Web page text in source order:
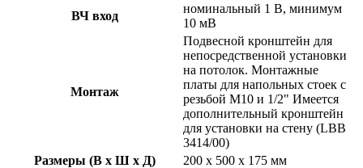
ВЧ вход
номинальный 1 В, минимум
10 мВ
Монтаж
Подвесной кронштейн для
непосредственной установки
на потолок. Монтажные
платы для напольных стоек с
резьбой M10 и 1/2" Имеется
дополнительный кронштейн
для установки на стену (LBB
3414/00)
Размеры (В x Ш x Д)
200 x 500 x 175 мм